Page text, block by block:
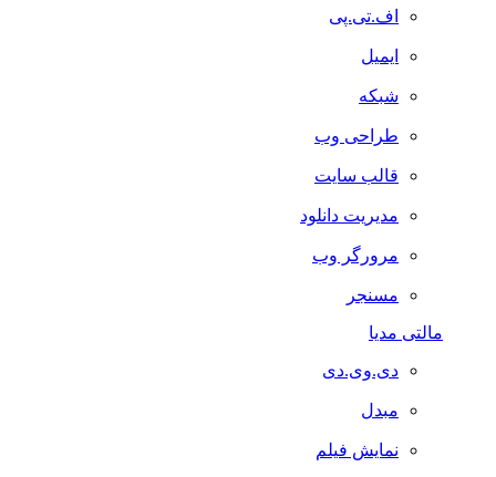
اف.تی.پی
ایمیل
شبکه
طراحی وب
قالب سایت
مدیریت دانلود
مرورگر وب
مسنجر
مالتی مدیا
دی.وی.دی
مبدل
نمایش فیلم